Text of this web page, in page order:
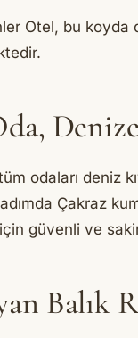
Otel, bu koyda
odaları deniz
Çakraz
güvenli ve
Balık